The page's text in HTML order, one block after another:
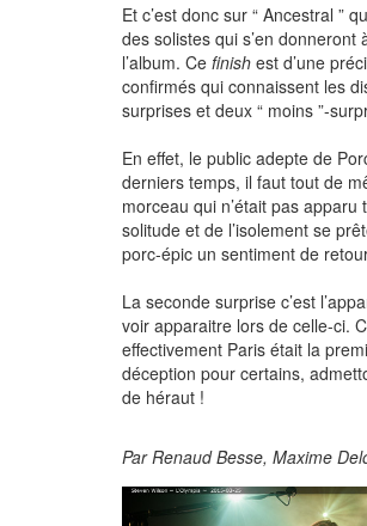
Et c’est donc sur “ Ancestral ”
des solistes qui s’en
l’album. Ce finish est d’une
confirmés qui connaissent les
surprises et deux “ moins ”-
En effet, le public adepte de
derniers temps, il faut tout de
morceau qui n’était pas
solitude et de l’isolement se
porc-épic un sentiment de
La seconde surprise c’est
voir apparaitre lors de celle-ci.
effectivement Paris était la
déception pour certains,
de héraut !
Par Renaud Besse, Maxime